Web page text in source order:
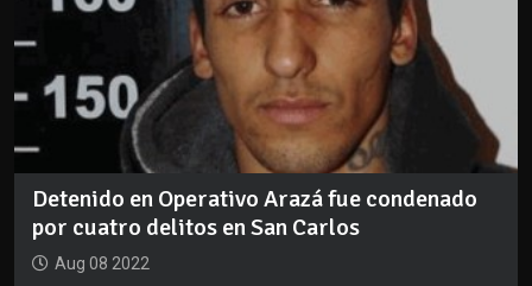
Detenido en Operativo Arazá fue condenado
por cuatro delitos en San Carlos
Aug 08 2022